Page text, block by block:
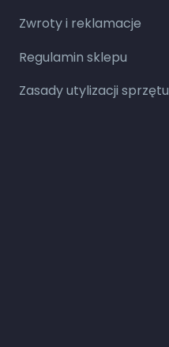
Zwroty i reklamacje
Regulamin sklepu
Zasady utylizacji sprzętu